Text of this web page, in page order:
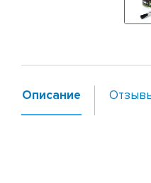
Описание